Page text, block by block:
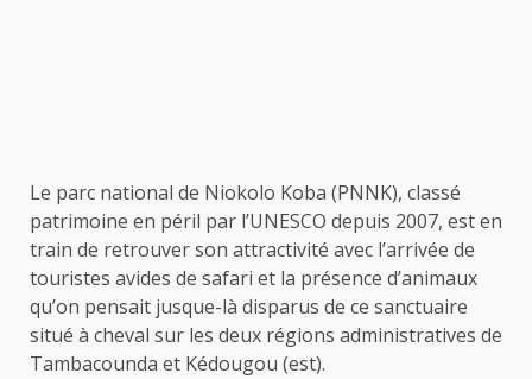
Le parc national de Niokolo Koba (PNNK), classé
patrimoine en péril par l’UNESCO depuis 2007, est en
train de retrouver son attractivité avec l’arrivée de
touristes avides de safari et la présence d’animaux
qu’on pensait jusque-là disparus de ce sanctuaire
situé à cheval sur les deux régions administratives de
Tambacounda et Kédougou (est).